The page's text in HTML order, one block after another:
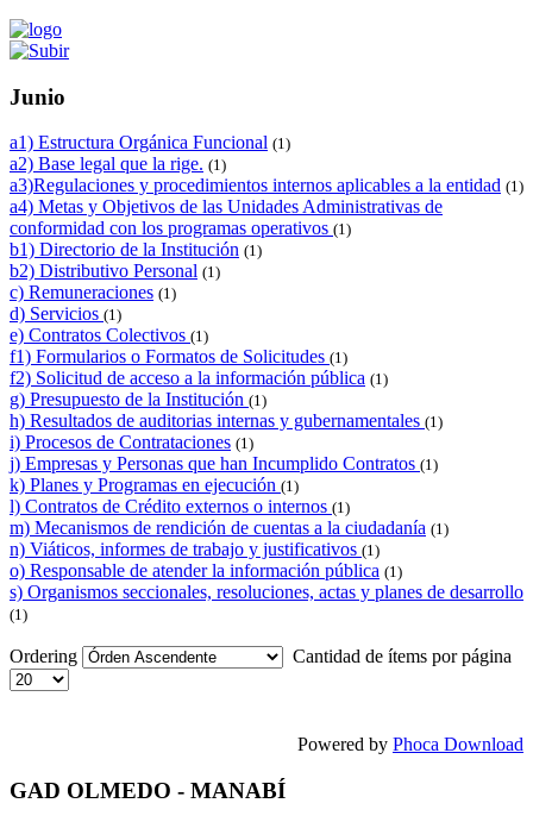
Junio
a1) Estructura Orgánica Funcional (1)
a2) Base legal que la rige. (1)
a3)Regulaciones y procedimientos internos aplicables a la entidad (1)
a4) Metas y Objetivos de las Unidades Administrativas de
conformidad con los programas operativos (1)
b1) Directorio de la Institución (1)
b2) Distributivo Personal (1)
c) Remuneraciones (1)
d) Servicios (1)
e) Contratos Colectivos (1)
f1) Formularios o Formatos de Solicitudes (1)
f2) Solicitud de acceso a la información pública (1)
g) Presupuesto de la Institución (1)
h) Resultados de auditorias internas y gubernamentales (1)
i) Procesos de Contrataciones (1)
j) Empresas y Personas que han Incumplido Contratos (1)
k) Planes y Programas en ejecución (1)
l) Contratos de Crédito externos o internos (1)
m) Mecanismos de rendición de cuentas a la ciudadanía (1)
n) Viáticos, informes de trabajo y justificativos (1)
o) Responsable de atender la información pública (1)
s) Organismos seccionales, resoluciones, actas y planes de desarrollo
(1)
Ordering Cantidad de ítems por página
Powered by Phoca Download
GAD OLMEDO - MANABÍ